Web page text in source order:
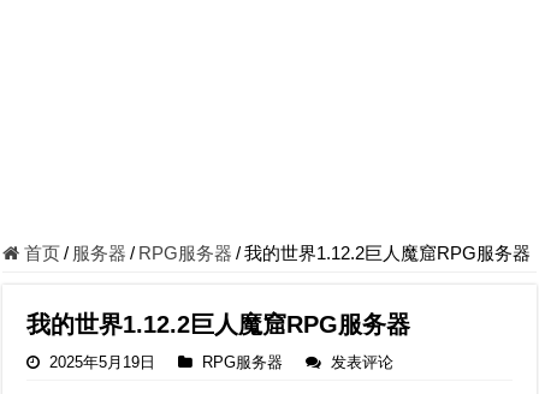
首页/ 服务器 / RPG服务器 /我的世界1.12.2巨人魔窟RPG服务器
我的世界1.12.2巨人魔窟RPG服务器
2025年5月19日 RPG服务器 发表评论